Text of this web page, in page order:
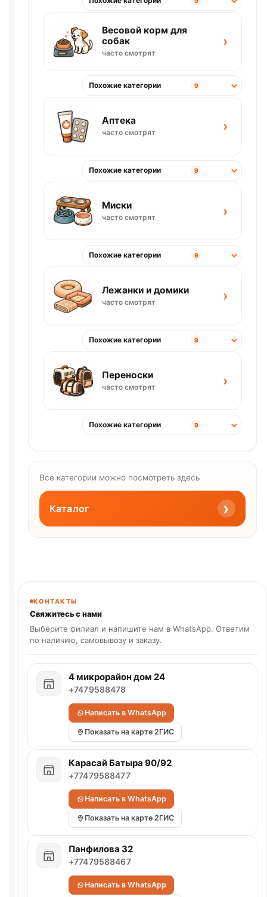
Весовой корм для
собак
часто смотрят
›
Похожие категории 9
Аптека
часто смотрят ›
Похожие категории 9
Миски
часто смотрят ›
Похожие категории 9
Лежанки и домики
часто смотрят ›
Похожие категории 9
Переноски
часто смотрят ›
Похожие категории 9
Все категории можно посмотреть здесь
Каталог ›
КОНТАКТЫ
Свяжитесь с нами
Выберите филиал и напишите нам в WhatsApp. Ответим
по наличию, самовывозу и заказу.
4 микрорайон дом 24
+7479588478
Написать в WhatsApp
Показать на карте 2ГИС
Карасай Батыра 90/92
+77479588477
Написать в WhatsApp
Показать на карте 2ГИС
Панфилова 32
+77479588467
Написать в WhatsApp